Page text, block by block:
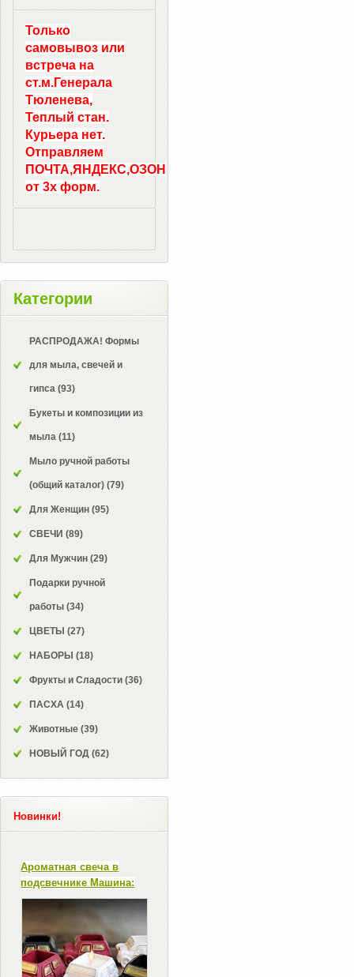
Только
самовывоз или
встреча на
ст.м.Генерала
Тюленева,
Теплый стан.
Курьера нет.
Отправляем
ПОЧТА,ЯНДЕКС,ОЗОН
от 3х форм.
Категории
РАСПРОДАЖА! Формы
для мыла, свечей и
гипса (93)
Букеты и композиции из
мыла (11)
Мыло ручной работы
(общий каталог) (79)
Для Женщин (95)
СВЕЧИ (89)
Для Мужчин (29)
Подарки ручной
работы (34)
ЦВЕТЫ (27)
НАБОРЫ (18)
Фрукты и Сладости (36)
ПАСХА (14)
Животные (39)
НОВЫЙ ГОД (62)
Новинки!
Ароматная свеча в
подсвечнике Машина: